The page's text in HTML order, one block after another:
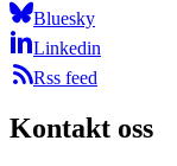
Bluesky
Linkedin
Rss feed
Kontakt oss